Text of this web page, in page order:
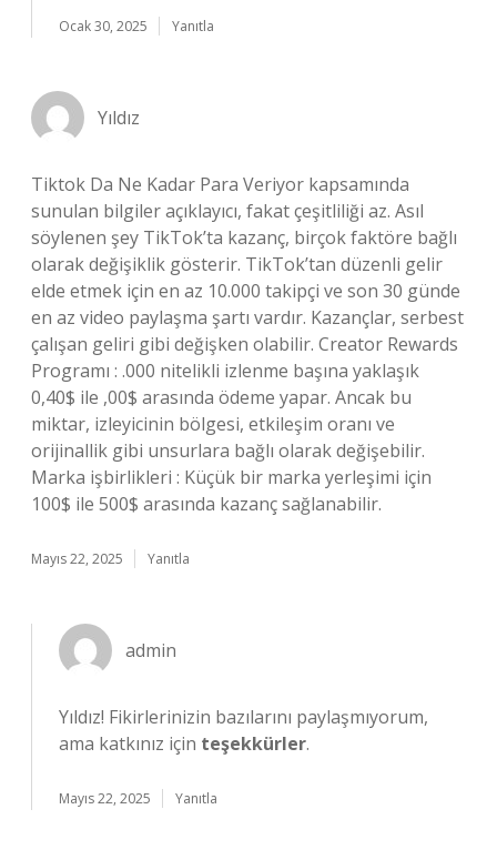
Ocak 30, 2025 Yanıtla
Yıldız
Tiktok Da Ne Kadar Para Veriyor kapsamında
sunulan bilgiler açıklayıcı, fakat çeşitliliği az. Asıl
söylenen şey TikTok’ta kazanç, birçok faktöre bağlı
olarak değişiklik gösterir. TikTok’tan düzenli gelir
elde etmek için en az 10.000 takipçi ve son 30 günde
en az video paylaşma şartı vardır. Kazançlar, serbest
çalışan geliri gibi değişken olabilir. Creator Rewards
Programı : .000 nitelikli izlenme başına yaklaşık
0,40$ ile ,00$ arasında ödeme yapar. Ancak bu
miktar, izleyicinin bölgesi, etkileşim oranı ve
orijinallik gibi unsurlara bağlı olarak değişebilir.
Marka işbirlikleri : Küçük bir marka yerleşimi için
100$ ile 500$ arasında kazanç sağlanabilir.
Mayıs 22, 2025 Yanıtla
admin
Yıldız! Fikirlerinizin bazılarını paylaşmıyorum,
ama katkınız için teşekkürler.
Mayıs 22, 2025 Yanıtla